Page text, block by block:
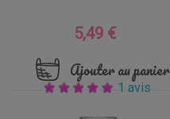
Prix
5,49 €
Ajouter au panier
1 avis